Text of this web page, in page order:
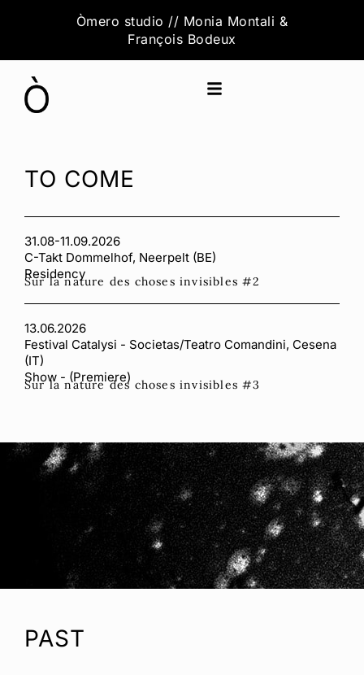
Òmero studio // Monia Montali &
François Bodeux
TO COME
31.08-11.09.2026
C-Takt Dommelhof, Neerpelt (BE)
Residency
Sur la nature des choses invisibles #2
13.06.2026
Festival Catalysi - Societas/Teatro Comandini, Cesena
(IT)
Show - (Premiere)
Sur la nature des choses invisibles #3
PAST